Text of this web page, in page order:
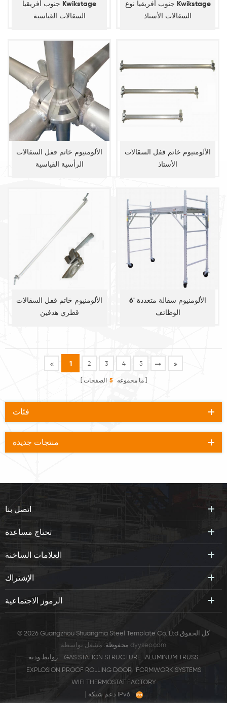
جنوب أفريقيا Kwikstage
السقالات القياسية
جنوب أفريقيا نوع Kwikstage
السقالات الأستاذ
الألومنيوم خاتم قفل السقالات
الرأسية القياسية
الألومنيوم خاتم قفل السقالات
الأستاذ
الألومنيوم خاتم قفل السقالات
قطري هدفين
6' الألومنيوم سقالة متعددة
الوظائف
1 2 3 4 5
ما مجموعه 5 الصفحات
فئات
منتجات جديدة
اتصل بنا
تحتاج مساعدة
العلامات الساخنة
الإشتراك
الرموز الاجتماعية
© 2026 Guangzhou Shuangma Steel Template Co.,Ltd.كل الحقوق
محفوظة. dyyseo.com
روابط ودية : GAS STATION STRUCTURE
ALUMINUM TRUSS
EXPLOSION PROOF ROLLING DOOR
FORMWORK SYSTEMS
WIFI THERMOSTAT FACTORY
دعم شبكة IPv6.